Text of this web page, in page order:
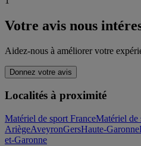
Votre avis nous
Aidez-nous à améliorer votre
Donnez votre avis
Localités à proximité
Matériel de sport FranceMatériel de
AriègeAveyronGersHaute-Garonne
et-Garonne